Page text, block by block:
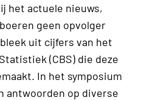
het actuele nieuws,
geen opvolger
uit cijfers van het
(CBS) die deze
In het symposium
antwoorden op diverse